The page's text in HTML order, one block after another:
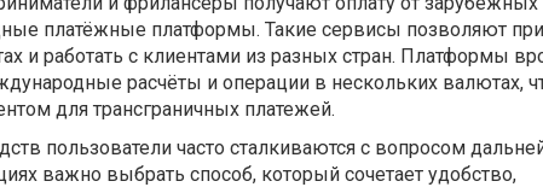
платёжные платформы. Такие сервисы позволяют
и работать с клиентами из разных стран. Платформы
расчёты и операции в нескольких валютах,
для трансграничных платежей.
пользователи часто сталкиваются с вопросом
важно выбрать способ, который сочетает удобство,